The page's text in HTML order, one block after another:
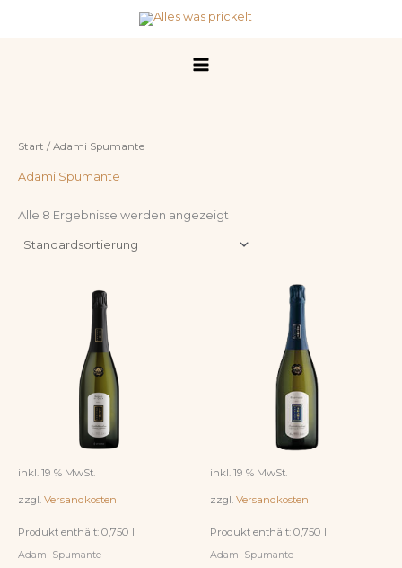
Start / Adami Spumante
Adami Spumante
Alle 8 Ergebnisse werden angezeigt
inkl. 19 % MwSt.
zzgl. Versandkosten
Produkt enthält: 0,750 l
Adami Spumante
inkl. 19 % MwSt.
zzgl. Versandkosten
Produkt enthält: 0,750 l
Adami Spumante